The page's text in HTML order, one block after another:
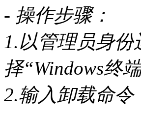
- 操作步骤：
1.以管理员身份
择“Windows终
2.输入卸载命